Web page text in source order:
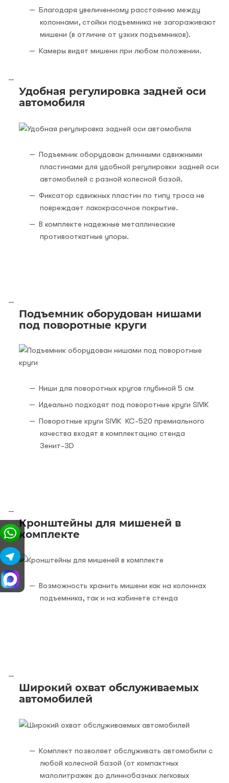
Благодаря увеличенному расстоянию между
колоннами, стойки подъемника не загораживают
мишени (в отличие от узких подъемников).
Камеры видят мишени при любом положении.
Удобная регулировка задней оси
автомобиля
Подъемник оборудован длинными сдвижными
пластинами для удобной регулировки задней оси
автомобилей с разной колесной базой.
Фиксатор сдвижных пластин по типу троса не
повреждает лакокрасочное покрытие.
В комплекте надежные металлические
противооткатные упоры.
Подъемник оборудован нишами
под поворотные круги
Ниши для поворотных кругов глубиной 5 см
Идеально подходят под поворотные круги SIVIK
Поворотные круги SIVIK КС-520 премиального
качества входят в комплектацию стенда
Зенит-3D
Кронштейны для мишеней в
комплекте
Возможность хранить мишени как на колоннах
подъемника, так и на кабинете стенда
Широкий охват обслуживаемых
автомобилей
Комплект позволяет обслуживать автомобили с
любой колесной базой (от компактных
малолитражек до длиннобазных легковых